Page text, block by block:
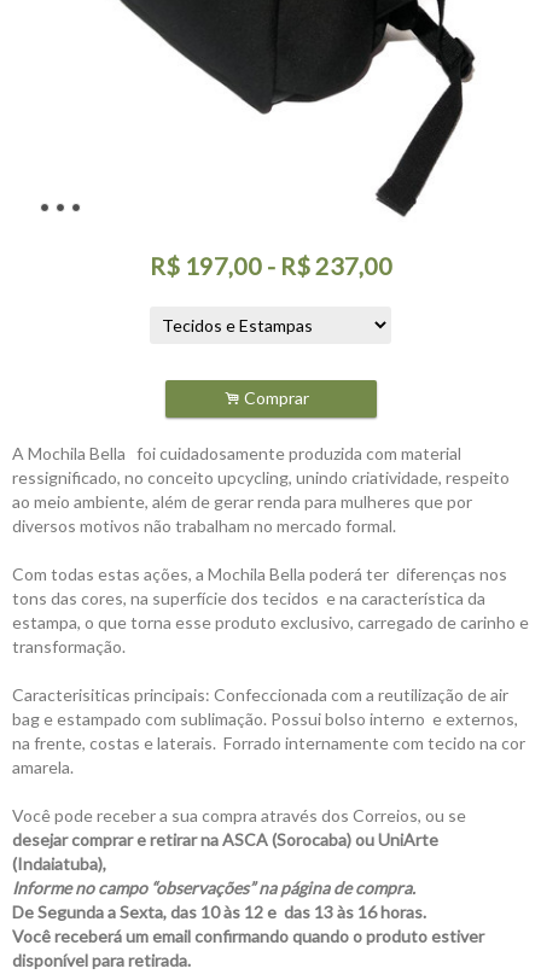
R$ 197,00 - R$237,00
. Comprar
A Mochila Bella foi cuidadosamente produzida com material
ressignificado, no conceito upcycling, unindo criatividade, respeito
ao meio ambiente, além de gerar renda para mulheres que por
diversos motivos não trabalham no mercado formal.
Com todas estas ações, a Mochila Bella poderá ter diferenças nos
tons das cores, na superfície dos tecidos e na característica da
estampa, o que torna esse produto exclusivo, carregado de carinho e
transformação.
Caracterisiticas principais: Confeccionada com a reutilização de air
bag e estampado com sublimação. Possui bolso interno e externos,
na frente, costas e laterais. Forrado internamente com tecido na cor
amarela.
Você pode receber a sua compra através dos Correios, ou se
desejar comprar e retirar na ASCA (Sorocaba) ou UniArte
(Indaiatuba),
Informe no campo “observações” na página de compra.
De Segunda a Sexta, das 10 às 12 e das 13 às 16 horas.
Você receberá um email confirmando quando o produto estiver
disponível para retirada.